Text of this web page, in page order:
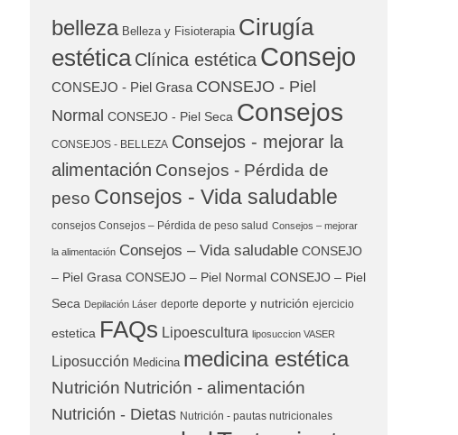
belleza Belleza y Fisioterapia Cirugía
estética Clínica estética Consejo
CONSEJO - Piel Grasa CONSEJO - Piel
Normal CONSEJO - Piel Seca Consejos
CONSEJOS - BELLEZA Consejos - mejorar la
alimentación Consejos - Pérdida de
peso Consejos - Vida saludable
consejos Consejos – Pérdida de peso salud Consejos – mejorar
la alimentación Consejos – Vida saludable CONSEJO
– Piel Grasa CONSEJO – Piel Normal CONSEJO – Piel
Seca Depilación Láser deporte deporte y nutrición ejercicio
estetica FAQs Lipoescultura liposuccion VASER
Liposucción Medicina medicina estética
Nutrición Nutrición - alimentación
Nutrición - Dietas Nutrición - pautas nutricionales